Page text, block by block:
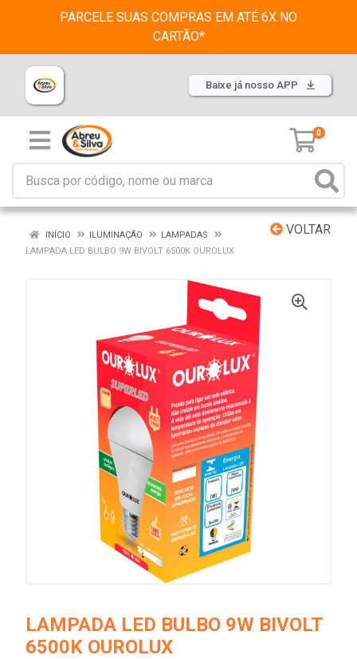
PARCELE SUAS COMPRAS EM ATÉ 6X NO
CARTÃO*
Baixe já nosso APP
0
VOLTAR
INÍCIO ILUMINAÇÃO
LAMPADAS
LAMPADA LED BULBO 9W BIVOLT 6500K OUROLUX
LAMPADA LED BULBO 9W BIVOLT
6500K OUROLUX